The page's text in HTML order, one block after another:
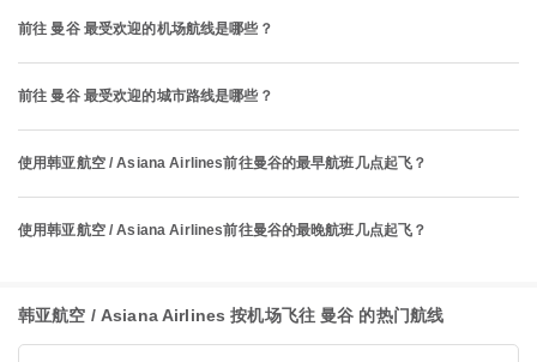
前往 曼谷 最受欢迎的机场航线是哪些？
前往 曼谷 最受欢迎的城市路线是哪些？
使用韩亚航空 / Asiana Airlines前往曼谷的最早航班几点起飞？
使用韩亚航空 / Asiana Airlines前往曼谷的最晚航班几点起飞？
韩亚航空 / Asiana Airlines 按机场飞往 曼谷 的热门航线